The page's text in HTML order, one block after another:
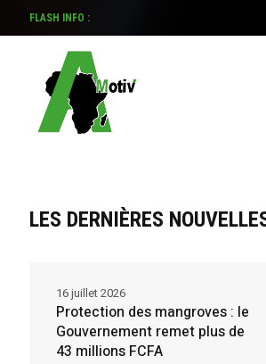
FLASH INFO :
LES DERNIÈRES
Protection des mangroves : le
Gouvernement remet plus de
43 millions FCFA
16 juillet 2026